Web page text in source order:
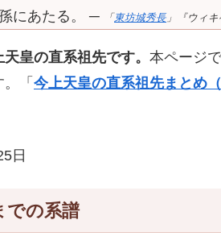
にあたる。 ─ 「 東坊城秀長 」『ウィ
皇の直系祖先です。 本ページ
「 今上天皇の直系祖先まとめ（
日
での系譜